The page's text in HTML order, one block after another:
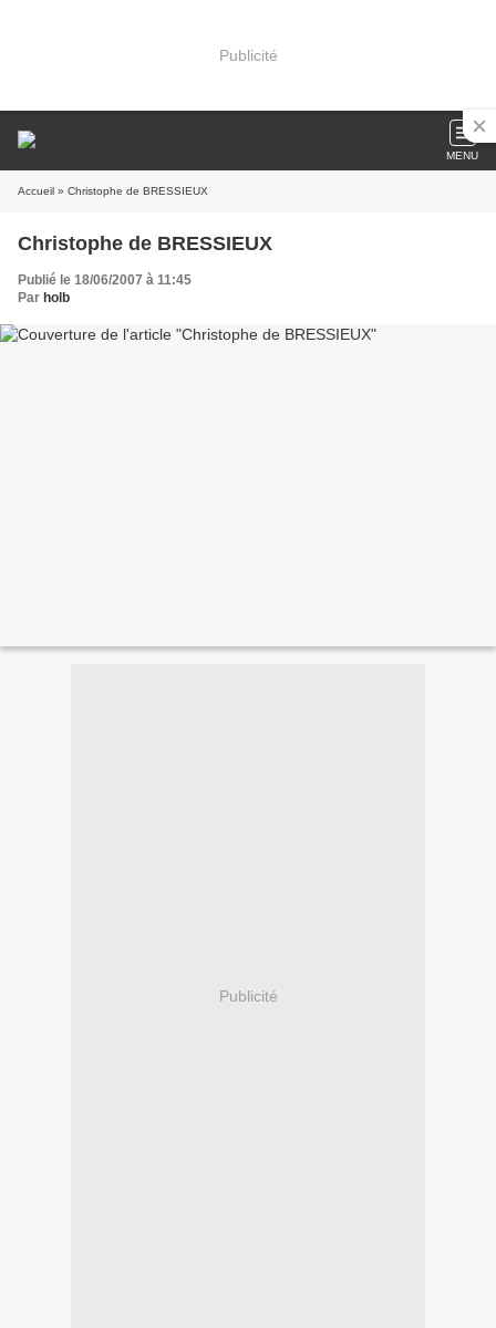
Publicité
MENU
Accueil » Christophe de BRESSIEUX
Christophe de BRESSIEUX
Publié le 18/06/2007 à 11:45
Par holb
Publicité